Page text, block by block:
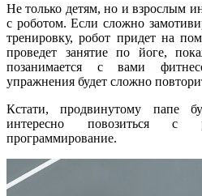
Не только детям, но и взрослым
с роботом. Если сложно
тренировку, робот придет на
проведет занятие по йоге,
позанимается с вами
упражнения будет сложно
Кстати, продвинутому папе
интересно повозиться с
программирование.